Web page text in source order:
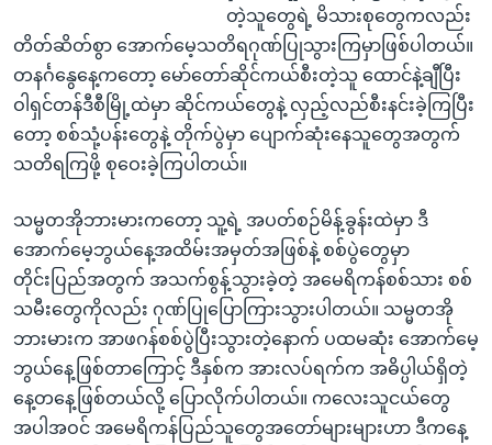
တဲ့သူတွေရဲ့ မိသားစုတွေကလည်း
တိတ်ဆိတ်စွာ အောက်မေ့သတိရဂုဏ်ပြုသွားကြမှာဖြစ်ပါတယ်။
တနင်္ဂနွေနေ့ကတော့ မော်တော်ဆိုင်ကယ်စီးတဲ့သူ ထောင်နဲ့ချီပြီး
ဝါရှင်တန်ဒီစီမြို့ထဲမှာ ဆိုင်ကယ်တွေနဲ့ လှည့်လည်စီးနင်းခဲ့ကြပြီး
တော့ စစ်သုံ့ပန်းတွေနဲ့ တိုက်ပွဲမှာ ပျောက်ဆုံးနေသူတွေအတွက်
သတိရကြဖို့ စုဝေးခဲ့ကြပါတယ်။
သမ္မတအိုဘားမားကတော့ သူ့ရဲ့ အပတ်စဉ်မိန့်ခွန်းထဲမှာ ဒီ
အောက်မေ့ဘွယ်နေ့အထိမ်းအမှတ်အဖြစ်နဲ့ စစ်ပွဲတွေမှာ
တိုင်းပြည်အတွက် အသက်စွန့်သွားခဲ့တဲ့ အမေရိကန်စစ်သား စစ်
သမီးတွေကိုလည်း ဂုဏ်ပြုပြောကြားသွားပါတယ်။ သမ္မတအို
ဘားမားက အာဖဂန်စစ်ပွဲပြီးသွားတဲ့နောက် ပထမဆုံး အောက်မေ့
ဘွယ်နေ့ဖြစ်တာကြောင့် ဒီနှစ်က အားလပ်ရက်က အဓိပ္ပါယ်ရှိတဲ့
နေ့တနေ့ဖြစ်တယ်လို့ ပြောလိုက်ပါတယ်။ ကလေးသူငယ်တွေ
အပါအဝင် အမေရိကန်ပြည်သူတွေအတော်များများဟာ ဒီကနေ့